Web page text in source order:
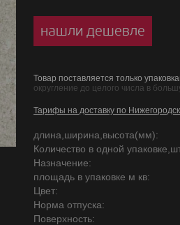
нашли дешевле
Товар поставляется только
округление до целого числа в
Тарифы на доставку по
длина,ширина,высота(мм):
Количество в одной
Назначение:
площадь в упаковке м кв:
Цвет:
Норма отпуска:
Поверхность: